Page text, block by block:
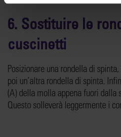
6. Sostituire le
cuscinetti
Posizionare una rondella di
poi un’altra rondella di spinta.
(A) della molla appena fuori dalla
Questo solleverà leggermente i